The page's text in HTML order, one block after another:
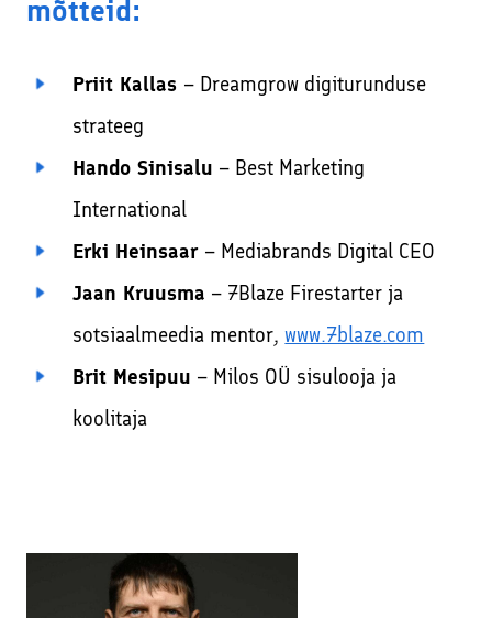
mõtteid:
Priit Kallas – Dreamgrow digiturunduse
strateeg
Hando Sinisalu – Best Marketing
International
Erki Heinsaar – Mediabrands Digital CEO
Jaan Kruusma – 7Blaze Firestarter ja
sotsiaalmeedia mentor,www.7blaze.com
Brit Mesipuu – Milos OÜ sisulooja ja
koolitaja